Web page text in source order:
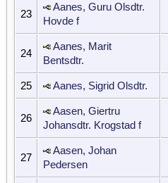
23
Aanes, Guru Olsdtr.
Hovde f
24
Aanes, Marit
Bentsdtr.
25 Aanes, Sigrid Olsdtr.
26
Aasen, Giertru
Johansdtr. Krogstad f
27
Aasen, Johan
Pedersen